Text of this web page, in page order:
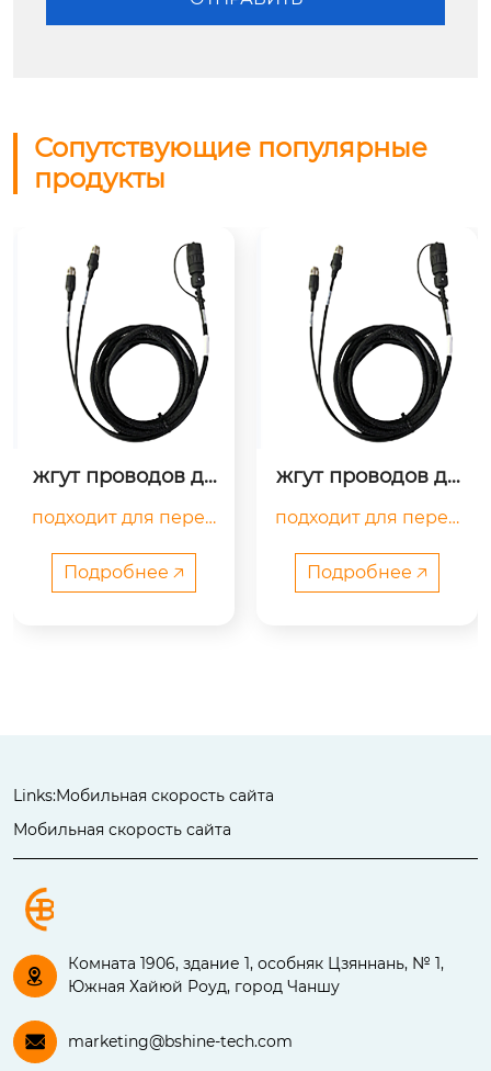
Сопутствующие популярные
продукты
жгут проводов дл
хники
подходит для перед
вления сигналами с
ельскохозяйственн
Подробнее 🡥
жгут проводов дл
хники
подходит для перед
вления сигналами с
ельскохозяйственн
Подробнее 🡥
Links:Мобильная скорость сайта
Мобильная скорость сайта

Комната 1906, здание 1, особняк Цзяннань, № 1,
Южная Хайюй Роуд, город Чаншу
 marketing@bshine-tech.com